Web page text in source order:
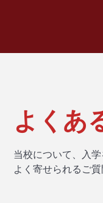
よくあ
当校について、入
よく寄せられるご質